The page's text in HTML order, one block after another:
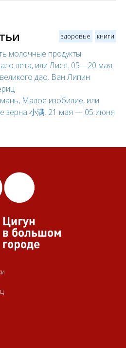
здоровье книги
молочные продукты
лета, или Лися. 05—20 мая.
дао. Ван Липин
Малое изобилие, или
зерна 小满. 21 мая — 05 июня